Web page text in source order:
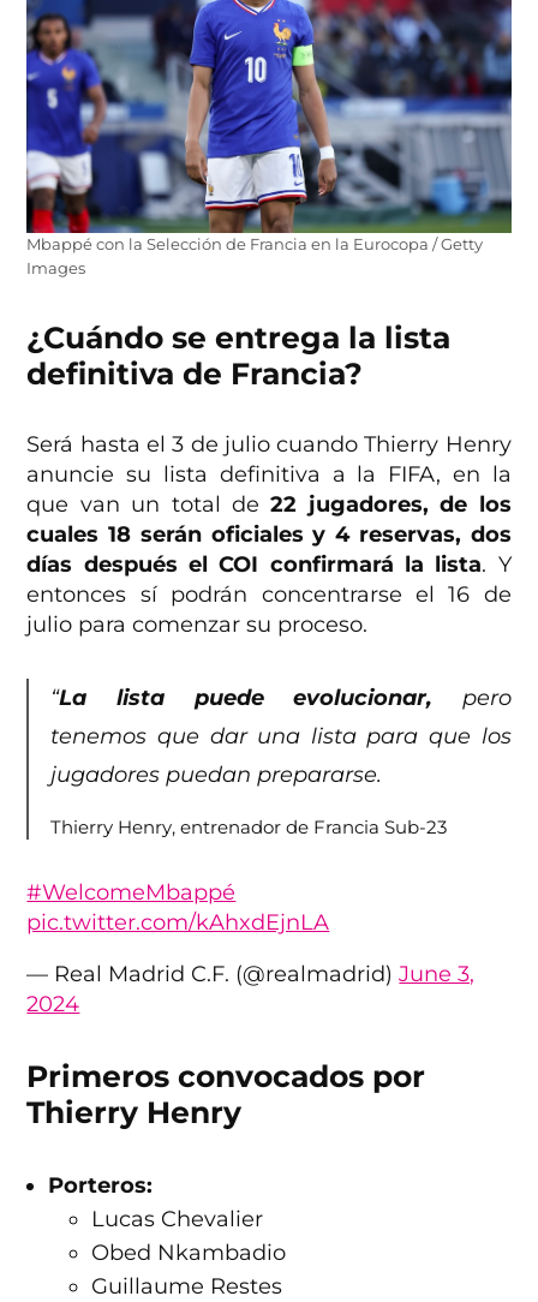
Mbappé con la Selección de Francia en la Eurocopa / Getty
Images
¿Cuándo se entrega la lista
definitiva de Francia?
Será hasta el 3 de julio cuando Thierry Henry
anuncie su lista definitiva a la FIFA, en la
que van un total de 22 jugadores, de los
cuales 18 serán oficiales y 4 reservas, dos
días después el COI confirmará la lista. Y
entonces sí podrán concentrarse el 16 de
julio para comenzar su proceso.
“La lista puede evolucionar, pero
tenemos que dar una lista para que los
jugadores puedan prepararse.
Thierry Henry, entrenador de Francia Sub-23
#WelcomeMbappé
pic.twitter.com/kAhxdEjnLA
— Real Madrid C.F. (@realmadrid)June 3,
2024
Primeros convocados por
Thierry Henry
Porteros:
Lucas Chevalier
Obed Nkambadio
Guillaume Restes